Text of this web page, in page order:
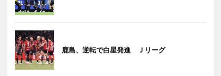
鹿島、逆転で白星発進 Ｊリーグ